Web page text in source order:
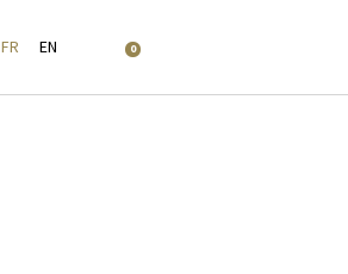
FR EN 0